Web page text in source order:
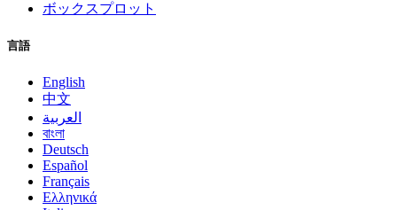
ボックスプロット
言語
English
中文
العربية
বাংলা
Deutsch
Español
Français
Ελληνικά